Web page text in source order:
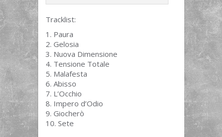
Tracklist:
Paura
Gelosia
Nuova Dimensione
Tensione Totale
Malafesta
Abisso
L’Occhio
Impero d’Odio
Giocherò
Sete